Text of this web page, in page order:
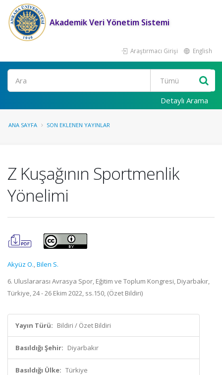
Akademik Veri Yönetim Sistemi
Araştırmacı Girişi English
Ara
Detaylı Arama
ANA SAYFA SON EKLENEN YAYINLAR
Z Kuşağının Sportmenlik
Yönelimi
Akyüz O.,Bilen S.
6. Uluslararası Avrasya Spor, Eğitim ve Toplum Kongresi, Diyarbakır,
Türkiye, 24 - 26 Ekim 2022, ss.150, (Özet Bildiri)
Yayın Türü: Bildiri / Özet Bildiri
Basıldığı Şehir: Diyarbakır
Basıldığı Ülke: Türkiye